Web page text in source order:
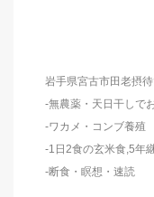
岩手県宮古市田老摂
-無農薬・天日干しで
-ワカメ・コンブ養殖
-1日2食の玄米食,5年
-断食・瞑想・速読